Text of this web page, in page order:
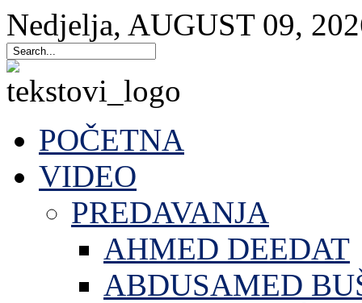
Nedjelja, AUGUST 09,
POČETNA
VIDEO
PREDAVANJA
AHMED DEEDAT
ABDUSAMED